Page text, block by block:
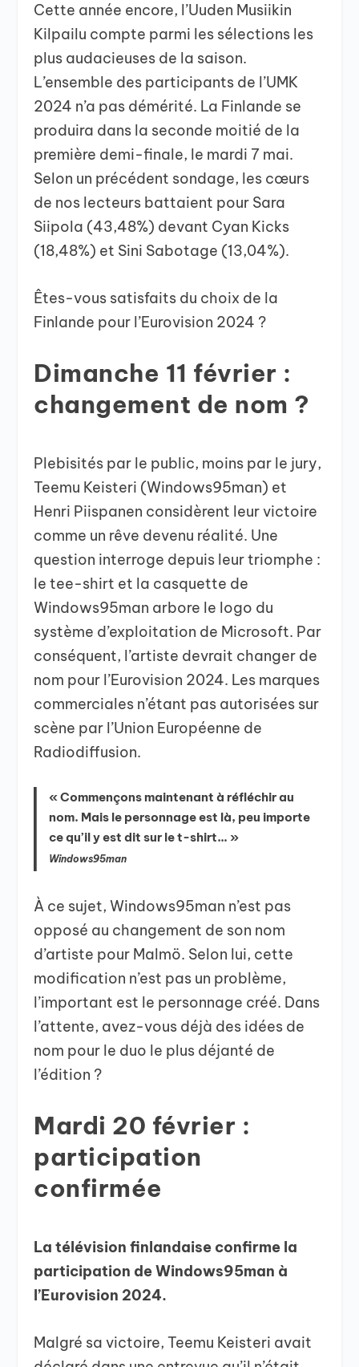
Cette année encore, l’Uuden Musiikin
Kilpailu compte parmi les sélections les
plus audacieuses de la saison.
L’ensemble des participants de l’UMK
2024 n’a pas démérité. La Finlande se
produira dans la seconde moitié de la
première demi-finale, le mardi 7 mai.
Selon un précédent sondage, les cœurs
de nos lecteurs battaient pour Sara
Siipola (43,48%) devant Cyan Kicks
(18,48%) et Sini Sabotage (13,04%).
Êtes-vous satisfaits du choix de la
Finlande pour l’Eurovision 2024 ?
Dimanche 11 février :
changement de nom ?
Plebisités par le public, moins par le jury,
Teemu Keisteri (Windows95man) et
Henri Piispanen considèrent leur victoire
comme un rêve devenu réalité. Une
question interroge depuis leur triomphe :
le tee-shirt et la casquette de
Windows95man arbore le logo du
système d’exploitation de Microsoft. Par
conséquent, l’artiste devrait changer de
nom pour l’Eurovision 2024. Les marques
commerciales n’étant pas autorisées sur
scène par l’Union Européenne de
Radiodiffusion.
« Commençons maintenant à réfléchir au
nom. Mais le personnage est là, peu importe
ce qu’il y est dit sur le t-shirt… »
Windows95man
À ce sujet, Windows95man n’est pas
opposé au changement de son nom
d’artiste pour Malmö. Selon lui, cette
modification n’est pas un problème,
l’important est le personnage créé. Dans
l’attente, avez-vous déjà des idées de
nom pour le duo le plus déjanté de
l’édition ?
Mardi 20 février :
participation
confirmée
La télévision finlandaise confirme la
participation de Windows95man à
l’Eurovision 2024.
Malgré sa victoire, Teemu Keisteri avait